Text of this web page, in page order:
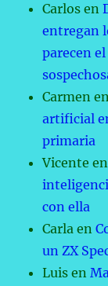
Carlos en
entregan
parecen
Carmen
artificial
primaria
Vicente
con ella
Carla en
un ZX
Luis en